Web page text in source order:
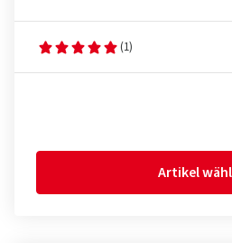
(1)
Artikel